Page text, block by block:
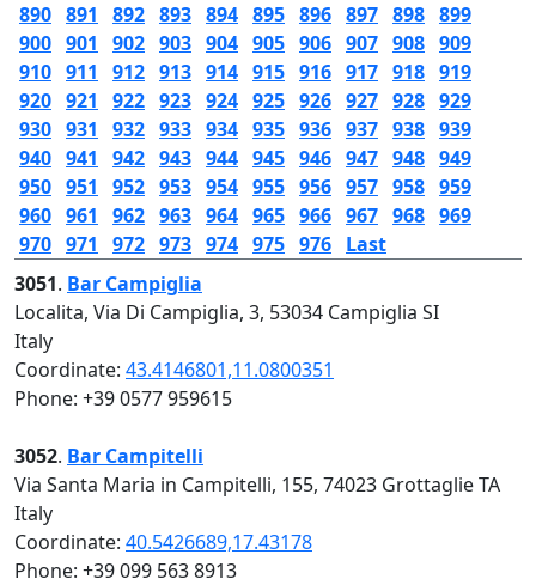
890 891 892 893 894 895 896 897 898 899
900 901 902 903 904 905 906 907 908 909
910 911 912 913 914 915 916 917 918 919
920 921 922 923 924 925 926 927 928 929
930 931 932 933 934 935 936 937 938 939
940 941 942 943 944 945 946 947 948 949
950 951 952 953 954 955 956 957 958 959
960 961 962 963 964 965 966 967 968 969
970 971 972 973 974 975 976 Last
3051. Bar Campiglia
Localita, Via Di Campiglia, 3, 53034 Campiglia SI
Italy
Coordinate: 43.4146801,11.0800351
Phone: +39 0577 959615
3052. Bar Campitelli
Via Santa Maria in Campitelli, 155, 74023 Grottaglie TA
Italy
Coordinate: 40.5426689,17.43178
Phone: +39 099 563 8913